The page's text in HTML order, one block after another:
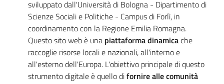
sviluppato dall'Università di Bologna - Dipartimento di
Scienze Sociali e Politiche - Campus di Forlì, in
coordinamento con la Regione Emilia Romagna.
Questo sito web è una piattaforma dinamicache
raccoglie risorse locali e nazionali, all'interno e
all'esterno dell'Europa. L'obiettivo principale di questo
strumento digitale è quello difornire alle comunità